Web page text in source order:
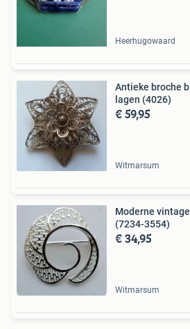
Heerhugowaard
Antieke broche
lagen (4026)
€ 59,95
Witmarsum
Moderne
(7234-3554)
€ 34,95
Witmarsum